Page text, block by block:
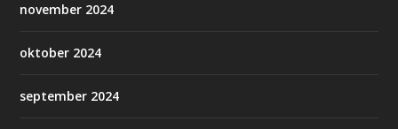
november 2024
oktober 2024
september 2024